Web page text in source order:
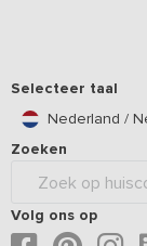
Selecteer taal
Nederland /
Zoeken
Volg ons op